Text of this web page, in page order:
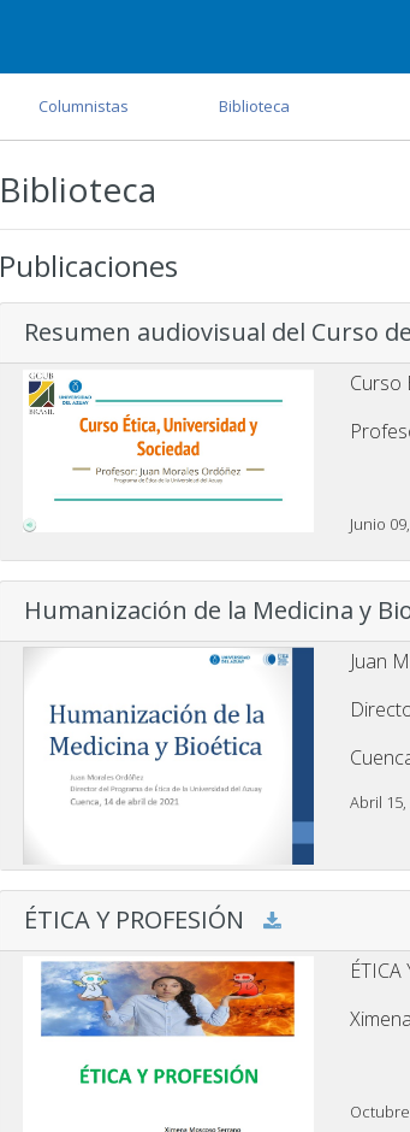
Columnistas Biblioteca
Biblioteca
Publicaciones
Resumen audiovisual del Curso
Curso
Junio
Humanización de la Medicina y
Juan
Abril 15,
ÉTICA Y PROFESIÓN
ÉTICA